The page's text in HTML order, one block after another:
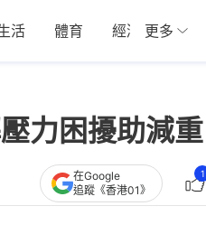
活 體育 經濟 01深圳
更多
力困擾助減重
在Google
追蹤《香港01》
1